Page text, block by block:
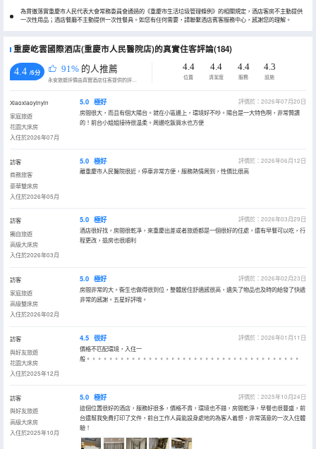
為貫徹落實重慶市人民代表大會常務委員會通過的《重慶市生活垃圾管理條例》的相關規定，酒店客房不主動提供
一次性用品；酒店餐廳不主動提供一次性餐具。如您有任何需要，請聯繫酒店賓客服務中心，感謝您的理解。
重慶屹雲國際酒店(重慶市人民醫院店)的真實住客評論(184)
4.4 /5分 91% 的人推薦
永安旅遊評價由真實酒店住客提供的評價。
4.4
位置
4.4
清潔度
4.4
服務
4.3
設施
Xiaoxiaoyinyin
家庭旅遊
花園大床房
入住於2026年07月
5.0 極好
評價於：2026年07月20日
房間很大，而且有個大陽台。就在小區邊上，環境好不吵。陽台是一大特色啊，非常贊讚
的！前台小姐姐接待很温柔。周邊吃飯買水也方便
訪客
商務旅客
豪華雙床房
入住於2026年05月
5.0 極好
評價於：2026年06月12日
離重慶市人民醫院很近，停車非常方便，服務熱情周到，性價比很高
訪客
獨自旅遊
高級大床房
入住於2026年03月
5.0 極好
評價於：2026年03月29日
酒店很好找，房間很乾凈，來重慶出差或者旅遊都是一個很好的住處，還有早餐可以吃，行
程更改，退房也很順利
訪客
家庭旅遊
高級雙床房
入住於2026年02月
5.0 極好
評價於：2026年02月23日
房間非常的大。衞生也做得很到位，整體居住舒適感很高，遺失了物品也及時的給發了快遞
非常的感謝。五星好評哦。
訪客
與好友旅遊
花園大床房
入住於2025年12月
4.5 很好
評價於：2026年01月11日
價格不匹配環境，入住一
般。。。。。。。。。。。。。。。。。。。。。。。。。。。。。。。。。。。。。。
訪客
與好友旅遊
高級大床房
入住於2025年10月
5.0 極好
評價於：2025年10月24日
這個位置很好的酒店，服務好很多，價格不貴，環境也不錯，房間乾淨，早餐也很豐盛，前
台還幫我免費打印了文件，前台工作人員能設身處地的為客人着想，非常滿意的一次入住體
驗！